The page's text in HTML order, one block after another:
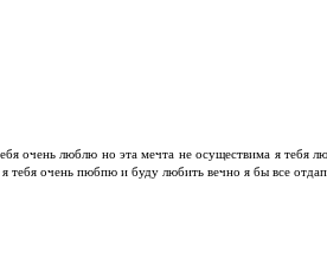
очень люблю но эта мечта не осуществима я тебя
я тебя очень пюбпю и буду любить вечно я бы все